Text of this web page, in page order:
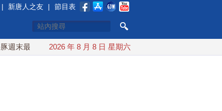
| 新唐人之友 | 節目表
末最接近台灣 最快9日可能登陸中國
2026 年 8 月 8 日 星期六